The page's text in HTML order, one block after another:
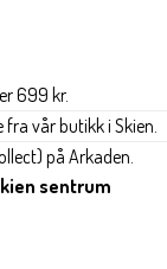
699 kr.
fra vår butikk i Skien.
på Arkaden.
sentrum